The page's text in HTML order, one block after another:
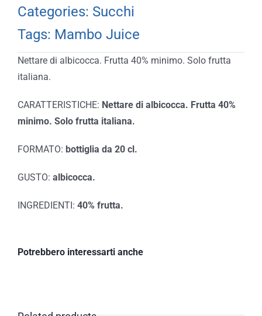
Categories: Succhi
Tags: Mambo Juice
Nettare di albicocca. Frutta 40% minimo. Solo frutta
italiana.
CARATTERISTICHE: Nettare di albicocca. Frutta 40%
minimo. Solo frutta italiana.
FORMATO: bottiglia da 20 cl.
GUSTO: albicocca.
INGREDIENTI: 40% frutta.
Potrebbero interessarti anche